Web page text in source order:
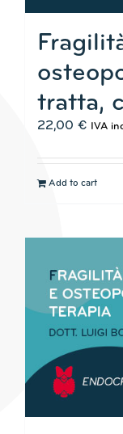
tratta,
22,00 € IVA
Add to cart